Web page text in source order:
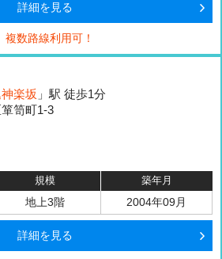
詳細を見る
数路線利用可！
楽坂 」駅 徒歩1分
笥町1-3
規模 築年月
地上3階 2004年09月
詳細を見る